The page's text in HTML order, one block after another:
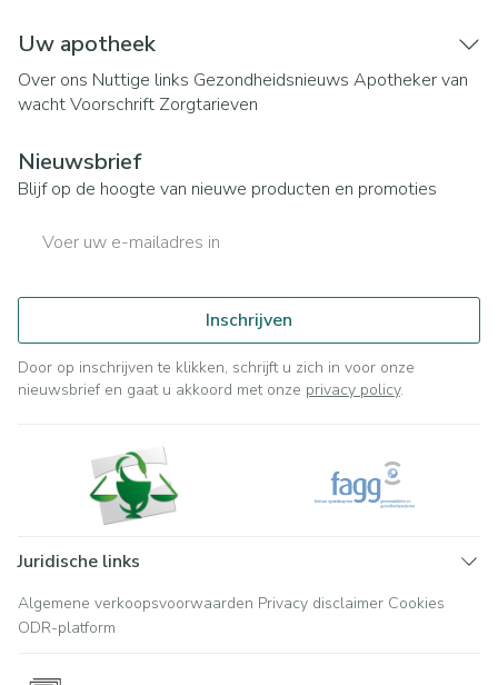
Uw apotheek
Over ons Nuttige links Gezondheidsnieuws Apotheker van
wachtVoorschrift Zorgtarieven
Nieuwsbrief
Blijf op de hoogte van nieuwe producten en promoties
Inschrijven
Door op inschrijven te klikken, schrijft u zich in voor onze
nieuwsbrief en gaat u akkoord met onze privacy policy.
Juridische links
Algemene verkoopsvoorwaarden Privacy disclaimer Cookies
ODR-platform